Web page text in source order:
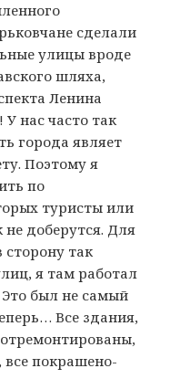
сделали
улицы вроде
шляха,
Ленина
нас часто так
города являет
Поэтому я
по
туристы или
не доберутся. Для
сторону так
я там работал
был не самый
Все здания,
все покрашено-